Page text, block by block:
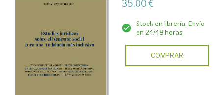
35,00 €
Stock en librería. Envío
en 24/48 horas
COMPRAR